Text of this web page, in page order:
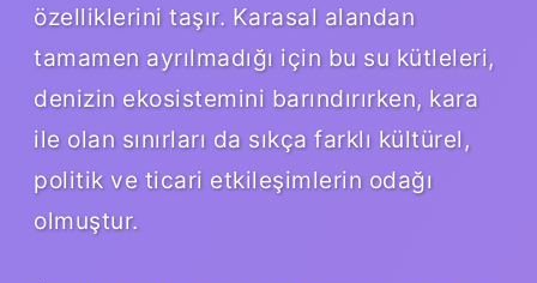
özelliklerini taşır. Karasal alandan
tamamen ayrılmadığı için bu su kütleleri,
denizin ekosistemini barındırırken, kara
ile olan sınırları da sıkça farklı kültürel,
politik ve ticari etkileşimlerin odağı
olmuştur.